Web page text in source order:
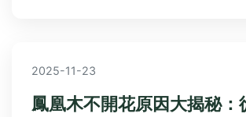
2025-11-23
鳳凰木不開花原因大揭秘：